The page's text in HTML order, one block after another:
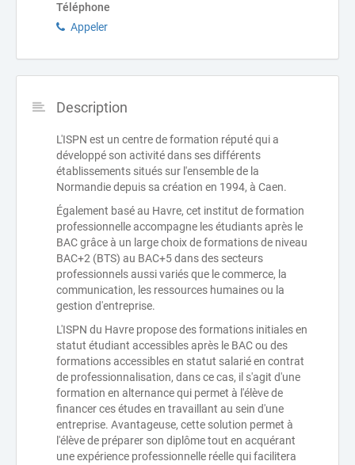
Téléphone
Appeler
Description
L'ISPN est un centre de formation réputé qui a
développé son activité dans ses différents
établissements situés sur l'ensemble de la
Normandie depuis sa création en 1994, à Caen.
Également basé au Havre, cet institut de formation
professionnelle accompagne les étudiants après le
BAC grâce à un large choix de formations de niveau
BAC+2 (BTS) au BAC+5 dans des secteurs
professionnels aussi variés que le commerce, la
communication, les ressources humaines ou la
gestion d'entreprise.
L'ISPN du Havre propose des formations initiales en
statut étudiant accessibles après le BAC ou des
formations accessibles en statut salarié en contrat
de professionnalisation, dans ce cas, il s'agit d'une
formation en alternance qui permet à l'élève de
financer ces études en travaillant au sein d'une
entreprise. Avantageuse, cette solution permet à
l'élève de préparer son diplôme tout en acquérant
une expérience professionnelle réelle qui facilitera